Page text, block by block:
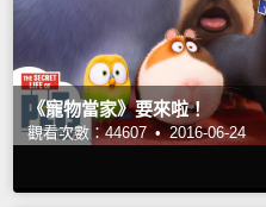
《寵物當家》要來啦！
觀看次數：44607 • 2016-06-24